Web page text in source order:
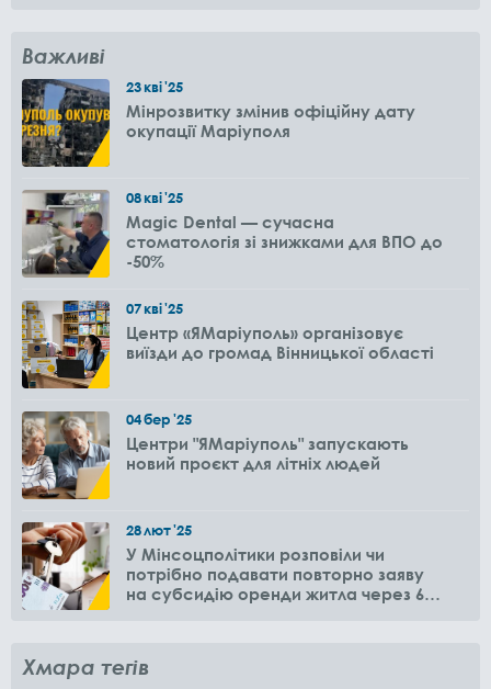
Важливі
23кві'25
Мінрозвитку змінив офіційну дату
окупації Маріуполя
08кві'25
Magic Dental — сучасна
стоматологія зі знижками для ВПО до
-50%
07кві'25
Центр «ЯМаріуполь» організовує
виїзди до громад Вінницької області
04бер'25
Центри "ЯМаріуполь" запускають
новий проєкт для літніх людей
28лют'25
У Мінсоцполітики розповіли чи
потрібно подавати повторно заяву
на субсидію оренди житла через 6
Хмара тегів